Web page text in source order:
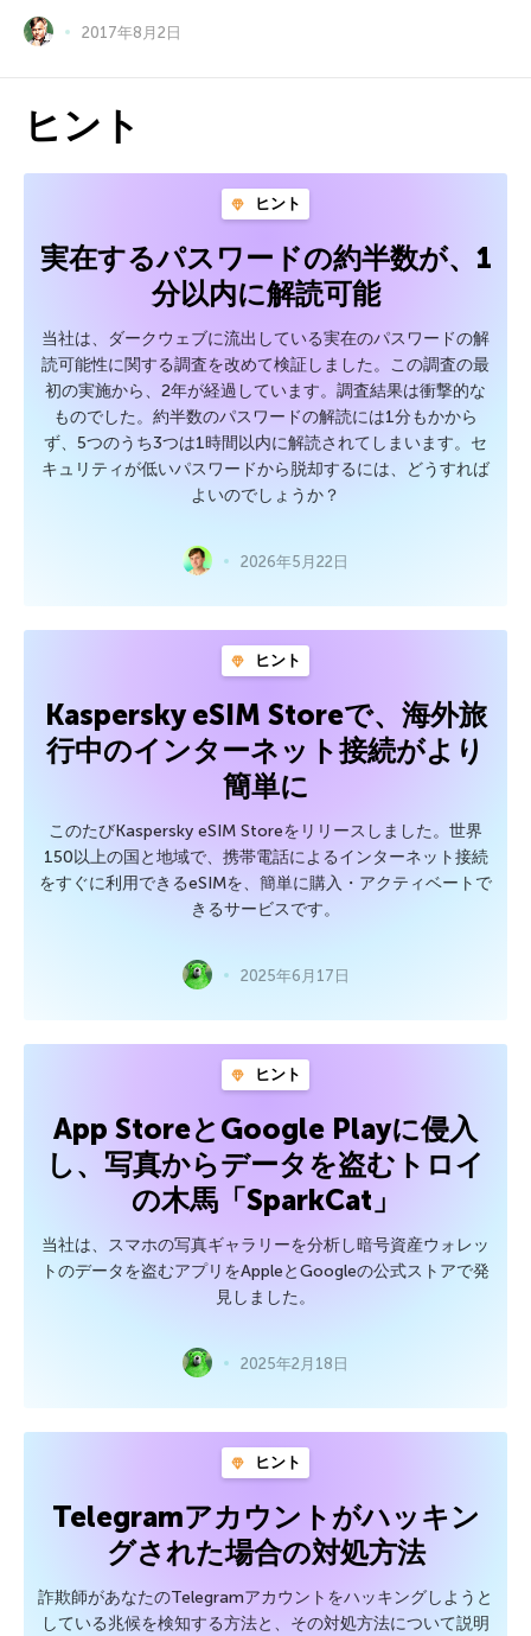
2017年8月2日
ヒント
ヒント
実在するパスワードの約半数が、1
分以内に解読可能
当社は、ダークウェブに流出している実在のパスワードの解
読可能性に関する調査を改めて検証しました。この調査の最
初の実施から、2年が経過しています。調査結果は衝撃的な
ものでした。約半数のパスワードの解読には1分もかから
ず、5つのうち3つは1時間以内に解読されてしまいます。セ
キュリティが低いパスワードから脱却するには、どうすれば
よいのでしょうか？
2026年5月22日
ヒント
Kaspersky eSIM Storeで、海外旅
行中のインターネット接続がより
簡単に
このたびKaspersky eSIM Storeをリリースしました。世界
150以上の国と地域で、携帯電話によるインターネット接続
をすぐに利用できるeSIMを、簡単に購入・アクティベートで
きるサービスです。
2025年6月17日
ヒント
App StoreとGoogle Playに侵入
し、写真からデータを盗むトロイ
の木馬「SparkCat」
当社は、スマホの写真ギャラリーを分析し暗号資産ウォレッ
トのデータを盗むアプリをAppleとGoogleの公式ストアで発
見しました。
2025年2月18日
ヒント
Telegramアカウントがハッキン
グされた場合の対処方法
詐欺師があなたのTelegramアカウントをハッキングしようと
している兆候を検知する方法と、その対処方法について説明